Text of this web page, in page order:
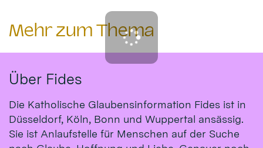
Mehr zum Thema
Über Fides
Die Katholische Glaubensinformation Fides ist in
Düsseldorf, Köln, Bonn und Wuppertal ansässig.
Sie ist Anlaufstelle für Menschen auf der Suche